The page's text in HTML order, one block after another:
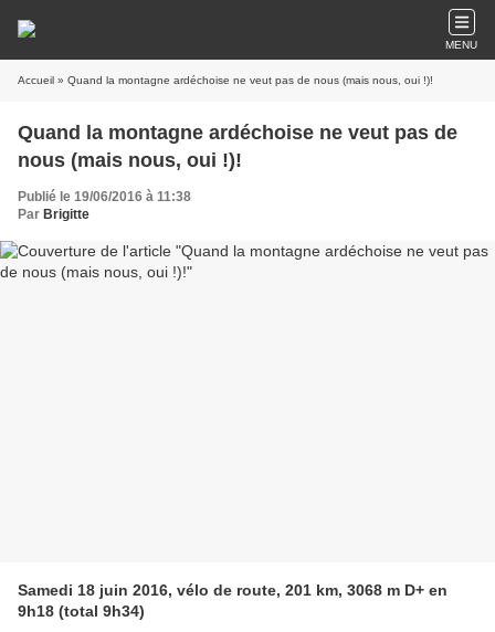
MENU
Accueil » Quand la montagne ardéchoise ne veut pas de nous (mais nous, oui !)!
Quand la montagne ardéchoise ne veut pas de
nous (mais nous, oui !)!
Publié le 19/06/2016 à 11:38
Par Brigitte
Samedi 18 juin 2016, vélo de route, 201 km, 3068 m D+ en
9h18 (total 9h34)